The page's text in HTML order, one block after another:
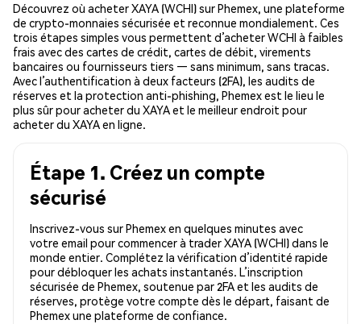
Découvrez où acheter XAYA (WCHI) sur Phemex, une plateforme
de crypto-monnaies sécurisée et reconnue mondialement. Ces
trois étapes simples vous permettent d’acheter WCHI à faibles
frais avec des cartes de crédit, cartes de débit, virements
bancaires ou fournisseurs tiers — sans minimum, sans tracas.
Avec l’authentification à deux facteurs (2FA), les audits de
réserves et la protection anti-phishing, Phemex est le lieu le
plus sûr pour acheter du XAYA et le meilleur endroit pour
acheter du XAYA en ligne.
Étape 1. Créez un compte
sécurisé
Inscrivez-vous sur Phemex en quelques minutes avec
votre email pour commencer à trader XAYA (WCHI) dans le
monde entier. Complétez la vérification d’identité rapide
pour débloquer les achats instantanés. L’inscription
sécurisée de Phemex, soutenue par 2FA et les audits de
réserves, protège votre compte dès le départ, faisant de
Phemex une plateforme de confiance.